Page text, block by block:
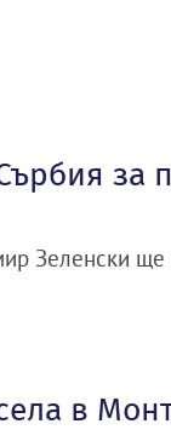
за
Зеленски ще
в